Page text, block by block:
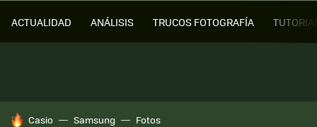
ACTUALIDAD ANÁLISIS TRUCOS FOTOGRAFÍA
HOY SE HABLA DE
Casio Samsung Fotos